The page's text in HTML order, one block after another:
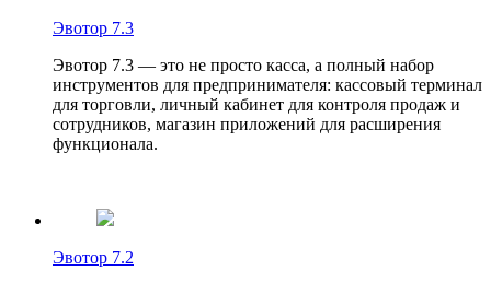
Эвотор 7.3
Эвотор 7.3 — это не просто касса, а полный набор
инструментов для предпринимателя: кассовый терминал
для торговли, личный кабинет для контроля продаж и
сотрудников, магазин приложений для расширения
функционала.
Эвотор 7.2